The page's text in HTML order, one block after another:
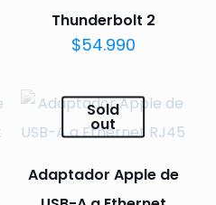
Thunderbolt 2
$54.990
Sold
out
Adaptador Apple de